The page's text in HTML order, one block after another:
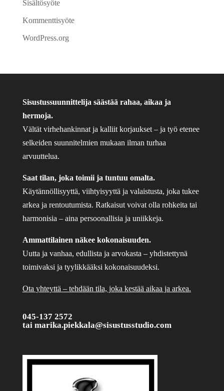
Sisältösyöte
Kommenttisyöte
WordPress.org
Sisustussuunnittelija säästää rahaa, aikaa ja
hermoja.
Vältät virhehankinnat ja kalliit korjaukset – ja työ etenee
selkeiden suunnitelmien mukaan ilman turhaa
arvuuttelua.
Saat tilan, joka toimii ja tuntuu omalta.
Käytännöllisyyttä, viihtyisyyttä ja valaistusta, joka tukee
arkea ja rentoutumista. Ratkaisut voivat olla rohkeita tai
harmonisia – aina persoonallisia ja uniikkeja.
Ammattilainen näkee kokonaisuuden.
Uutta ja vanhaa, edullista ja arvokasta – yhdistettynä
toimivaksi ja tyylikkääksi kokonaisuudeksi.
Ota yhteyttä – tehdään tila, joka kestää aikaa ja arkea.
045-137 2572
tai marika.piekkala@sisustusstudio.com